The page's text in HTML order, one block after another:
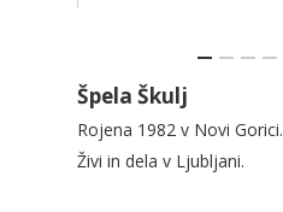
Špela Škulj
Rojena 1982 v Novi Gorici.
Živi in dela v Ljubljani.